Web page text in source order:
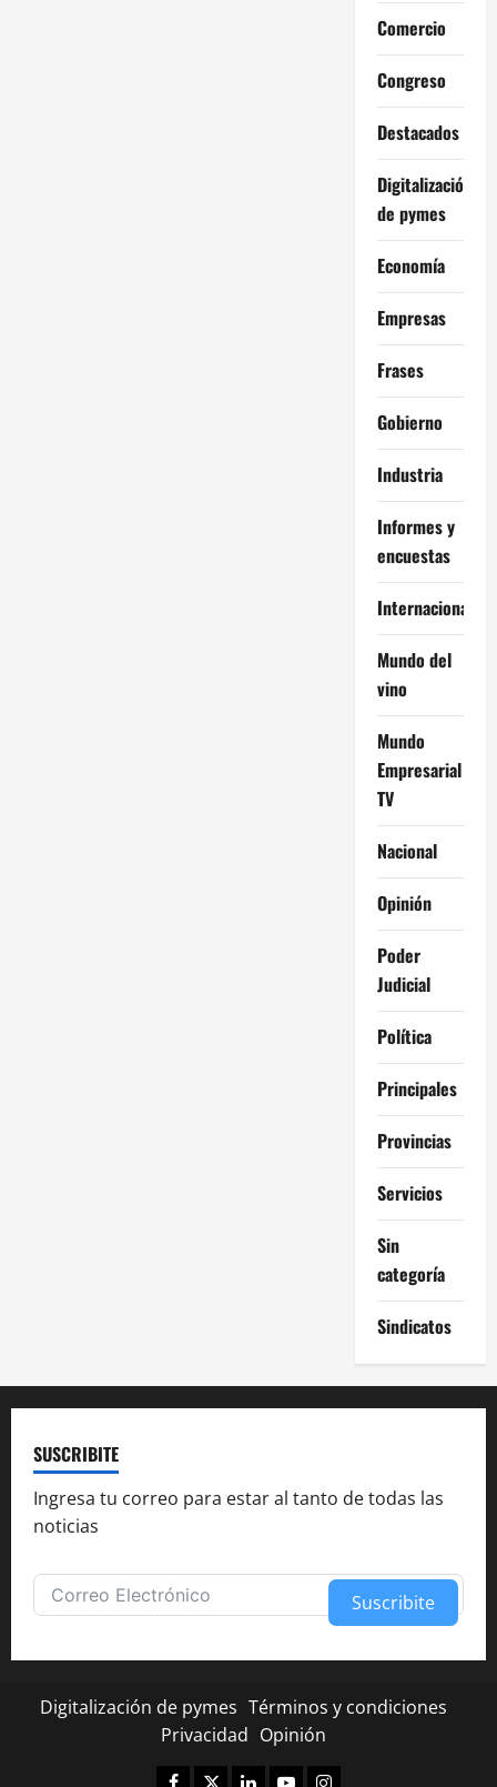
Comercio
Congreso
Destacados
Digitalización
de pymes
Economía
Empresas
Frases
Gobierno
Industria
Informes y
encuestas
Internacional
Mundo del
vino
Mundo
Empresarial
TV
Nacional
Opinión
Poder
Judicial
Política
Principales
Provincias
Servicios
Sin
categoría
Sindicatos
SUSCRIBITE
Ingresa tu correo para estar al tanto de todas las
noticias
Suscribite
Digitalización de pymes Términos y condiciones
Privacidad Opinión
Facebook
TwitterLinkedinYoutubeInstagram